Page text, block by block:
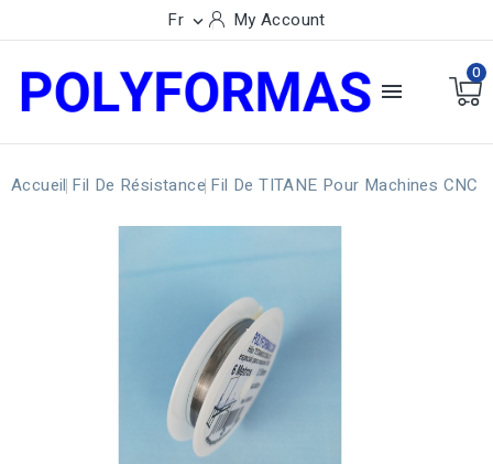
Fr  My Account

0
Accueil Fil De Résistance Fil De TITANE Pour Machines CNC